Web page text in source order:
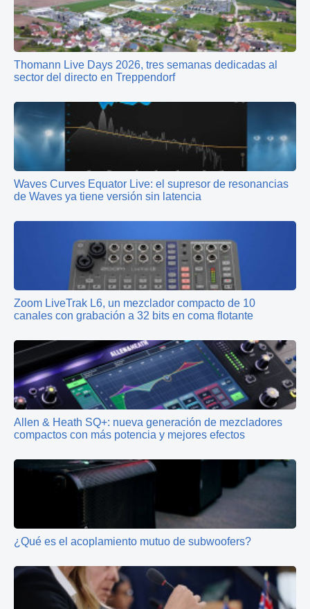
Thomann Live Days 2026, tres semanas dedicadas al
sector del directo en Treppendorf
Waves Curves Equator Live: el supresor de resonancias
de Waves ya tiene versión sin latencia
Zoom LiveTrak L6, un mezclador compacto de 10
canales con grabación a 32 bits en coma flotante
Allen & Heath SQ+: nueva generación de mezcladores
compactos con más potencia y mejores efectos
¿Qué es el acoplamiento mutuo de subwoofers?